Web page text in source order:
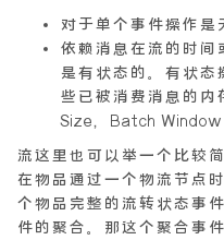
对于单个事件操作是
依赖消息在流的时
是有状态的。有状态
些已被消费消息的内
Size，Batch Window
流这里也可以举一个比较
在物品通过一个物流节点
个物品完整的流转状态事
件的聚合。那这个聚合事